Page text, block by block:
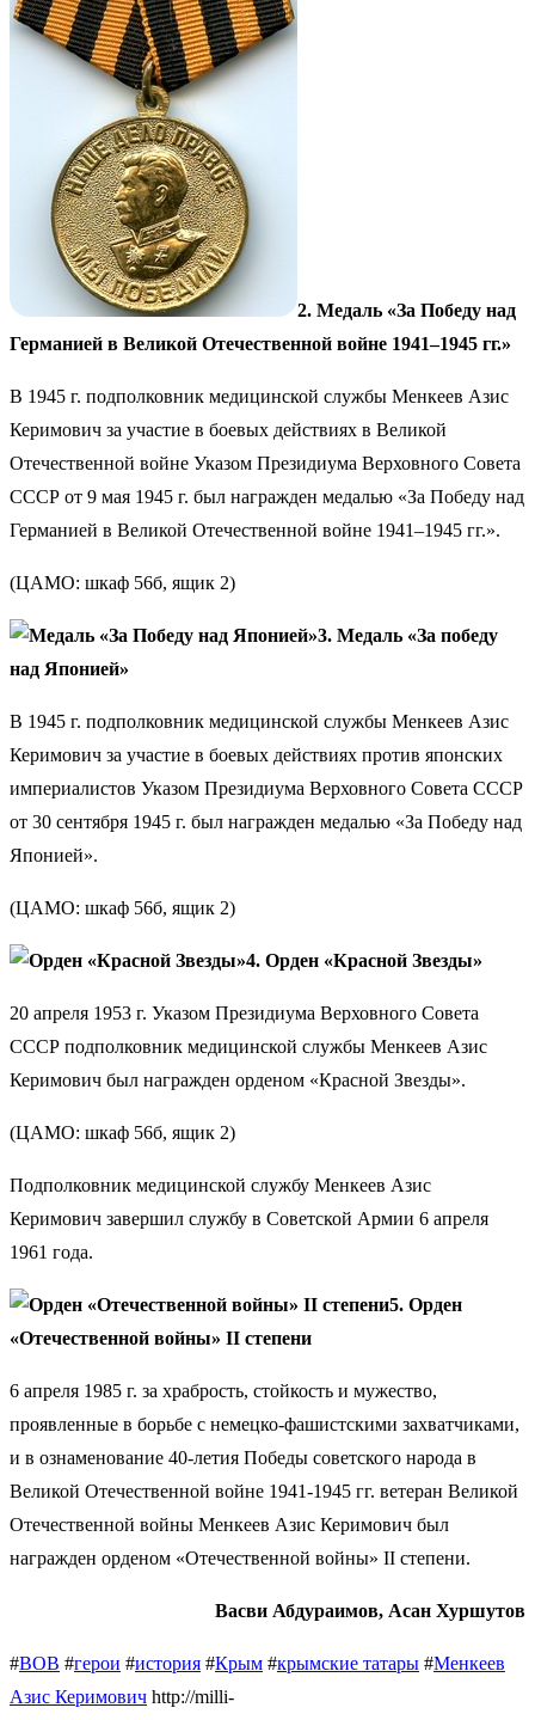
2. Медаль «За Победу над
Германией в Великой Отечественной войне 1941–1945 гг.»
В 1945 г. подполковник медицинской службы Менкеев Азис
Керимович за участие в боевых действиях в Великой
Отечественной войне Указом Президиума Верховного Совета
СССР от 9 мая 1945 г. был награжден медалью «За Победу над
Германией в Великой Отечественной войне 1941–1945 гг.».
(ЦАМО: шкаф 56б, ящик 2)
3. Медаль «За победу
над Японией»
В 1945 г. подполковник медицинской службы Менкеев Азис
Керимович за участие в боевых действиях против японских
империалистов Указом Президиума Верховного Совета СССР
от 30 сентября 1945 г. был награжден медалью «За Победу над
Японией».
(ЦАМО: шкаф 56б, ящик 2)
4. Орден «Красной Звезды»
20 апреля 1953 г. Указом Президиума Верховного Совета
СССР подполковник медицинской службы Менкеев Азис
Керимович был награжден орденом «Красной Звезды».
(ЦАМО: шкаф 56б, ящик 2)
Подполковник медицинской службу Менкеев Азис
Керимович завершил службу в Советской Армии 6 апреля
1961 года.
5. Орден
«Отечественной войны» II степени
6 апреля 1985 г. за храбрость, стойкость и мужество,
проявленные в борьбе с немецко-фашистскими захватчиками,
и в ознаменование 40-летия Победы советского народа в
Великой Отечественной войне 1941-1945 гг. ветеран Великой
Отечественной войны Менкеев Азис Керимович был
награжден орденом «Отечественной войны» II степени.
Васви Абдураимов, Асан Хуршутов
#ВОВ #герои #история #Крым #крымские татары #Менкеев
Азис Керимович http://milli-